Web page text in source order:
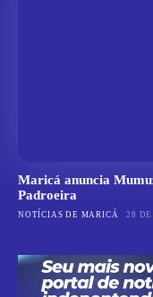
Maricá anuncia
Padroeira
NOTÍCIAS DE MARICÁ 28